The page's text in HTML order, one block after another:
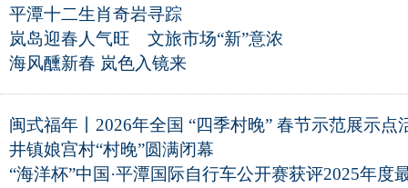
平潭十二生肖奇岩寻踪
岚岛迎春人气旺 文旅市场“新”意浓
海风醺新春 岚色入镜来
闽式福年丨2026年全国 “四季村晚” 春节示范展示点
井镇娘宫村“村晚”圆满闭幕
“海洋杯”中国·平潭国际自行车公开赛获评2025年度